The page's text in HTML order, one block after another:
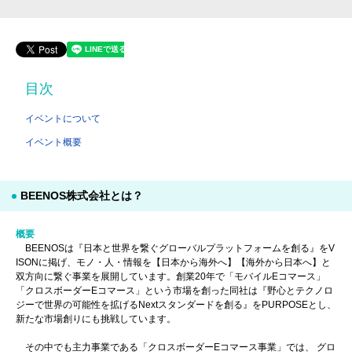
目次
イベントについて
イベント概要
BEENOS株式会社とは？
概要
BEENOSは『日本と世界を繋ぐグローバルプラットフォームを創る』をV
ISONに掲げ、モノ・人・情報を【日本から海外へ】【海外から日本へ】と
双方向に繋ぐ事業を展開しています。創業20年で「モバイルEコマース」
「クロスボーダーEコマース」という市場を創った同社は『野心とテクノロ
ジーで世界の可能性を拡げるNextスタンダードを創る』をPURPOSEとし、
新たな市場創りにも挑戦しています。
その中でも主力事業である「クロスボーダーEコマース事業」では、 グロ